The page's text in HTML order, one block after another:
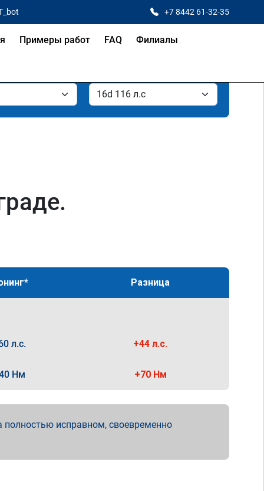
+7 8442 61-32-35
Примеры работ FAQ Филиалы
Разница
л.с. +44 л.с.
Нм +70 Нм
полностью исправном, своевременно